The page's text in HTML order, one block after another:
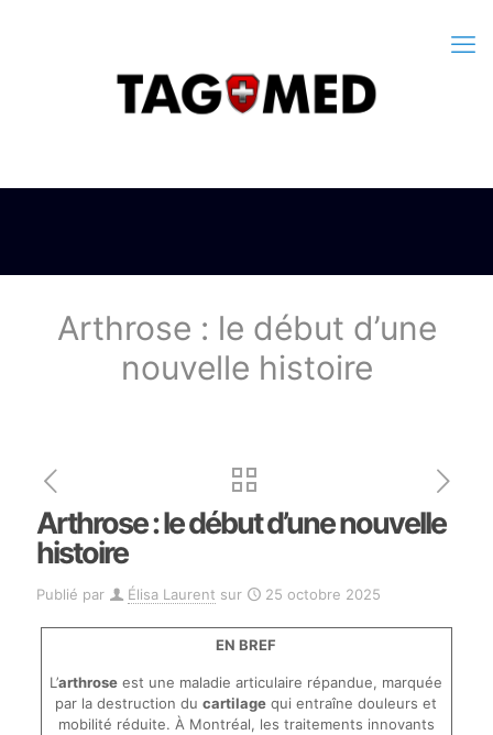
Arthrose : le début d’une
nouvelle histoire
Arthrose : le début d’une nouvelle
histoire
Publié par Élisa Laurent sur 25 octobre 2025
EN BREF
L’arthrose est une maladie articulaire répandue, marquée
par la destruction ducartilage qui entraîne douleurs et
mobilité réduite. À Montréal, les traitements innovants